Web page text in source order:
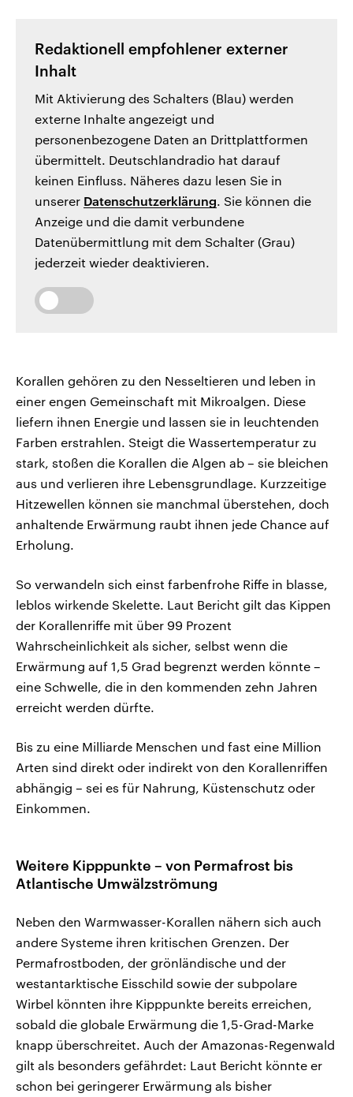
Redaktionell empfohlener externer
Inhalt
Mit Aktivierung des Schalters (Blau) werden
externe Inhalte angezeigt und
personenbezogene Daten an Drittplattformen
übermittelt. Deutschlandradio hat darauf
keinen Einfluss. Näheres dazu lesen Sie in
unserer Datenschutzerklärung . Sie können die
Anzeige und die damit verbundene
Datenübermittlung mit dem Schalter (Grau)
jederzeit wieder deaktivieren.
Korallen gehören zu den Nesseltieren und leben in
einer engen Gemeinschaft mit Mikroalgen. Diese
liefern ihnen Energie und lassen sie in leuchtenden
Farben erstrahlen. Steigt die Wassertemperatur zu
stark, stoßen die Korallen die Algen ab – sie bleichen
aus und verlieren ihre Lebensgrundlage. Kurzzeitige
Hitzewellen können sie manchmal überstehen, doch
anhaltende Erwärmung raubt ihnen jede Chance auf
Erholung.
So verwandeln sich einst farbenfrohe Riffe in blasse,
leblos wirkende Skelette. Laut Bericht gilt das Kippen
der Korallenriffe mit über 99 Prozent
Wahrscheinlichkeit als sicher, selbst wenn die
Erwärmung auf 1,5 Grad begrenzt werden könnte –
eine Schwelle, die in den kommenden zehn Jahren
erreicht werden dürfte.
Bis zu eine Milliarde Menschen und fast eine Million
Arten sind direkt oder indirekt von den Korallenriffen
abhängig – sei es für Nahrung, Küstenschutz oder
Einkommen.
Weitere Kipppunkte – von Permafrost bis
Atlantische Umwälzströmung
Neben den Warmwasser-Korallen nähern sich auch
andere Systeme ihren kritischen Grenzen. Der
Permafrostboden, der grönländische und der
westantarktische Eisschild sowie der subpolare
Wirbel könnten ihre Kipppunkte bereits erreichen,
sobald die globale Erwärmung die 1,5-Grad-Marke
knapp überschreitet. Auch der Amazonas-Regenwald
gilt als besonders gefährdet: Laut Bericht könnte er
schon bei geringerer Erwärmung als bisher